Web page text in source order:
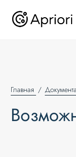
Главная